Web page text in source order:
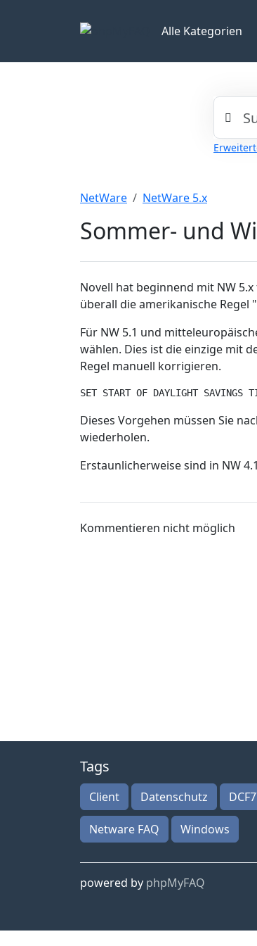
Alle Kategorien
NetWare NetWare 5.x
Sommer- und
Novell hat beginnend mit NW
überall die amerikanische
Für NW 5.1 und
wählen. Dies ist die einzige mit
Regel manuell korrigieren.
SET START OF DAYLIGHT
Dieses Vorgehen müssen Sie
wiederholen.
Erstaunlicherweise sind in NW
Kommentieren nicht möglich
Tags
Client Datenschutz
Netware FAQ Windows
powered by phpMyFAQ